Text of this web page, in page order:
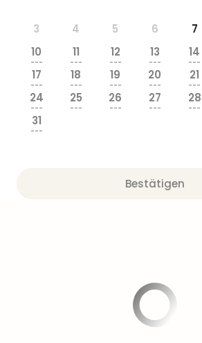
3
4 5 6 7
10
---
11
---
12
---
13
---
14
---
17
---
18
---
19
---
20
---
21
---
24
---
25
---
26
---
27
---
28
---
31
---
Bestätigen